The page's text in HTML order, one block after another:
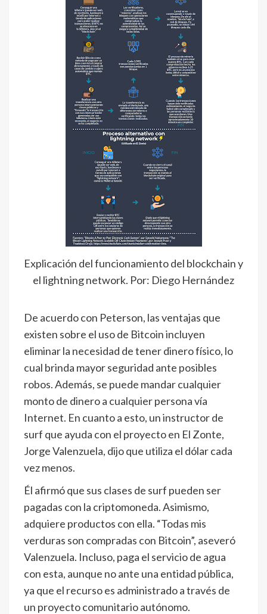
Explicación del funcionamiento del blockchain y
el lightning network. Por: Diego Hernández
De acuerdo con Peterson, las ventajas que
existen sobre el uso de Bitcoin incluyen
eliminar la necesidad de tener dinero físico, lo
cual brinda mayor seguridad ante posibles
robos. Además, se puede mandar cualquier
monto de dinero a cualquier persona vía
Internet. En cuanto a esto, un instructor de
surf que ayuda con el proyecto en El Zonte,
Jorge Valenzuela, dijo que utiliza el dólar cada
vez menos.
Él afirmó que sus clases de surf pueden ser
pagadas con la criptomoneda. Asimismo,
adquiere productos con ella. “Todas mis
verduras son compradas con Bitcoin”, aseveró
Valenzuela. Incluso, paga el servicio de agua
con esta, aunque no ante una entidad pública,
ya que el recurso es administrado a través de
un proyecto comunitario autónomo.